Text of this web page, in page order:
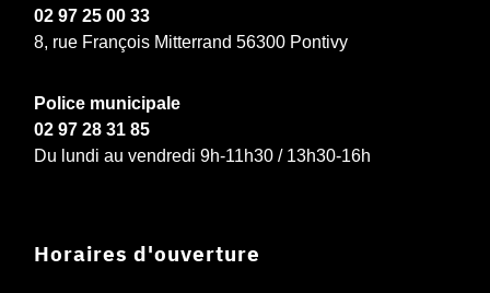
02 97 25 00 33
8, rue François Mitterrand 56300 Pontivy
Police municipale
02 97 28 31 85
Du lundi au vendredi 9h-11h30 / 13h30-16h
Horaires d'ouverture